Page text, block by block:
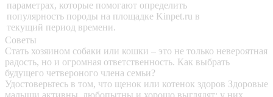
параметрах, которые помогают определить
популярность породы на площадке Kinpet.ru в
текущий период времени.
Советы
Стать хозяином собаки или кошки – это не только невероятная
радость, но и огромная ответственность. Как выбрать
будущего четвероного члена семьи?
Удостоверьтесь в том, что щенок или котенок здоров Здоровые